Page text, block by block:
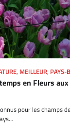
, MEILLEUR, PAYS-
en Fleurs
pour les champs